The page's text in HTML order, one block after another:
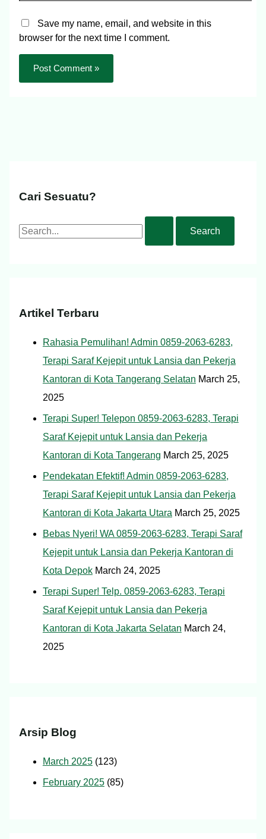
Save my name, email, and website in this
browser for the next time I comment.
Cari Sesuatu?
Artikel Terbaru
Rahasia Pemulihan! Admin 0859-2063-6283,
Terapi Saraf Kejepit untuk Lansia dan Pekerja
Kantoran di Kota Tangerang Selatan March 25,
2025
Terapi Super! Telepon 0859-2063-6283, Terapi
Saraf Kejepit untuk Lansia dan Pekerja
Kantoran di Kota Tangerang March 25, 2025
Pendekatan Efektif! Admin 0859-2063-6283,
Terapi Saraf Kejepit untuk Lansia dan Pekerja
Kantoran di Kota Jakarta Utara March 25, 2025
Bebas Nyeri! WA 0859-2063-6283, Terapi Saraf
Kejepit untuk Lansia dan Pekerja Kantoran di
Kota Depok March 24, 2025
Terapi Super! Telp. 0859-2063-6283, Terapi
Saraf Kejepit untuk Lansia dan Pekerja
Kantoran di Kota Jakarta Selatan March 24,
2025
Arsip Blog
March 2025(123)
February 2025(85)